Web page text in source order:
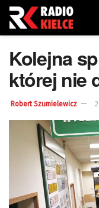
Kolejna
której nie
Robert Szumielewicz